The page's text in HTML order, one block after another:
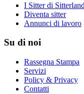
I Sitter di
Diventa sitter
Annunci di lavoro
Su di noi
Rassegna Stampa
Servizi
Policy & Privacy
Contatti